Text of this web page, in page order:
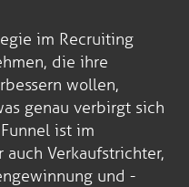
im Recruiting
die ihre
wollen,
genau verbirgt sich
ist im
Verkaufstrichter,
und -